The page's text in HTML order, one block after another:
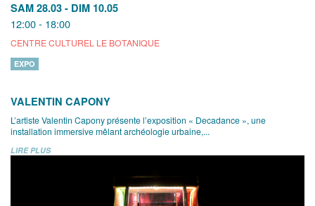
SAM 28.03 - DIM 10.05
12:00 - 18:00
CENTRE CULTUREL LE BOTANIQUE
EXPO
VALENTIN CAPONY
L’artiste Valentin Capony présente l’exposition « Decadance », une
installation immersive mêlant archéologie urbaine,...
LIRE PLUS